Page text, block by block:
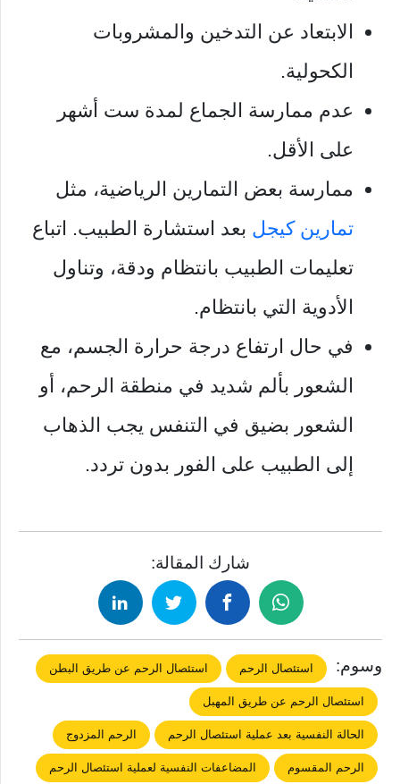
الابتعاد عن التدخين والمشروبات
الكحولية.
عدم ممارسة الجماع لمدة ست أشهر
على الأقل.
ممارسة بعض التمارين الرياضية، مثل
تمارين كيجل بعد استشارة الطبيب. اتباع
تعليمات الطبيب بانتظام ودقة، وتناول
الأدوية التي بانتظام.
في حال ارتفاع درجة حرارة الجسم، مع
الشعور بألم شديد في منطقة الرحم، أو
الشعور بضيق في التنفس يجب الذهاب
إلى الطبيب على الفور بدون تردد.
شارك المقالة:
وسوم: استئصال الرحم استئصال الرحم عن طريق البطن
استئصال الرحم عن طريق المهبل
الحالة النفسية بعد عملية استئصال الرحم الرحم المزدوج
الرحم المقسوم المضاعفات النفسية لعملية استئصال الرحم